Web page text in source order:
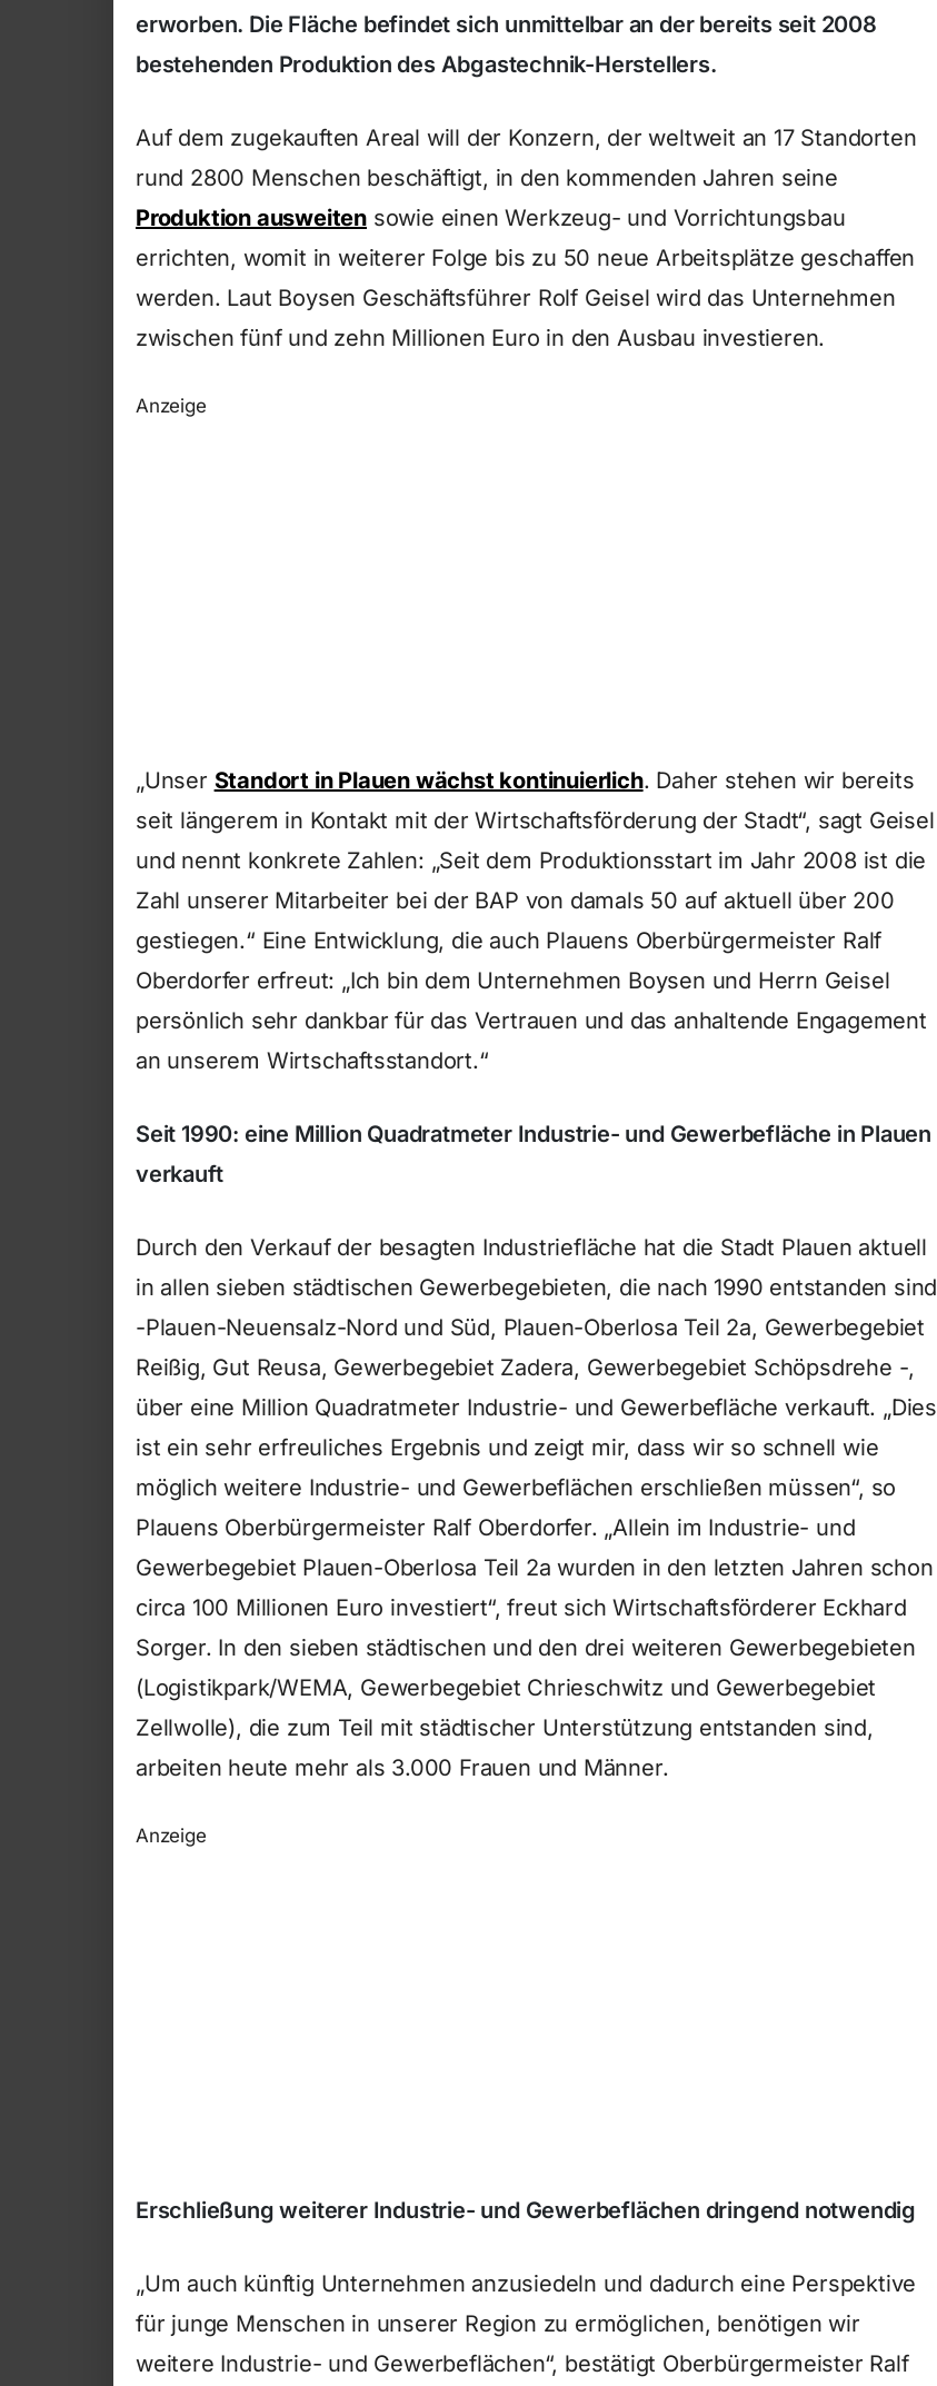
erworben. Die Fläche befindet sich unmittelbar an der bereits seit 2008
bestehenden Produktion des Abgastechnik-Herstellers.
Auf dem zugekauften Areal will der Konzern, der weltweit an 17 Standorten
rund 2800 Menschen beschäftigt, in den kommenden Jahren seine
Produktion ausweiten sowie einen Werkzeug- und Vorrichtungsbau
errichten, womit in weiterer Folge bis zu 50 neue Arbeitsplätze geschaffen
werden. Laut Boysen Geschäftsführer Rolf Geisel wird das Unternehmen
zwischen fünf und zehn Millionen Euro in den Ausbau investieren.
Anzeige
„Unser Standort in Plauen wächst kontinuierlich. Daher stehen wir bereits
seit längerem in Kontakt mit der Wirtschaftsförderung der Stadt“, sagt Geisel
und nennt konkrete Zahlen: „Seit dem Produktionsstart im Jahr 2008 ist die
Zahl unserer Mitarbeiter bei der BAP von damals 50 auf aktuell über 200
gestiegen.“ Eine Entwicklung, die auch Plauens Oberbürgermeister Ralf
Oberdorfer erfreut: „Ich bin dem Unternehmen Boysen und Herrn Geisel
persönlich sehr dankbar für das Vertrauen und das anhaltende Engagement
an unserem Wirtschaftsstandort.“
Seit 1990: eine Million Quadratmeter Industrie- und Gewerbefläche in Plauen
verkauft
Durch den Verkauf der besagten Industriefläche hat die Stadt Plauen aktuell
in allen sieben städtischen Gewerbegebieten, die nach 1990 entstanden sind
-Plauen-Neuensalz-Nord und Süd, Plauen-Oberlosa Teil 2a, Gewerbegebiet
Reißig, Gut Reusa, Gewerbegebiet Zadera, Gewerbegebiet Schöpsdrehe -,
über eine Million Quadratmeter Industrie- und Gewerbefläche verkauft. „Dies
ist ein sehr erfreuliches Ergebnis und zeigt mir, dass wir so schnell wie
möglich weitere Industrie- und Gewerbeflächen erschließen müssen“, so
Plauens Oberbürgermeister Ralf Oberdorfer. „Allein im Industrie- und
Gewerbegebiet Plauen-Oberlosa Teil 2a wurden in den letzten Jahren schon
circa 100 Millionen Euro investiert“, freut sich Wirtschaftsförderer Eckhard
Sorger. In den sieben städtischen und den drei weiteren Gewerbegebieten
(Logistikpark/WEMA, Gewerbegebiet Chrieschwitz und Gewerbegebiet
Zellwolle), die zum Teil mit städtischer Unterstützung entstanden sind,
arbeiten heute mehr als 3.000 Frauen und Männer.
Anzeige
Erschließung weiterer Industrie- und Gewerbeflächen dringend notwendig
„Um auch künftig Unternehmen anzusiedeln und dadurch eine Perspektive
für junge Menschen in unserer Region zu ermöglichen, benötigen wir
weitere Industrie- und Gewerbeflächen“, bestätigt Oberbürgermeister Ralf